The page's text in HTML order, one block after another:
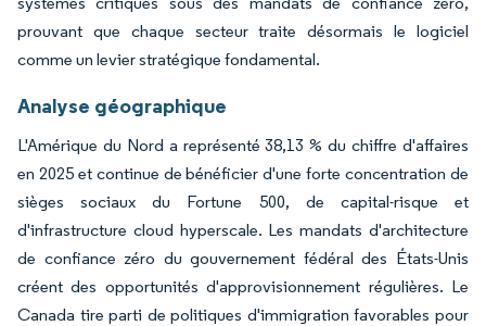
prouvant que chaque secteur traite désormais le logiciel
comme un levier stratégique fondamental.
Analyse géographique
L'Amérique du Nord a représenté 38,13 % du chiffre d'affaires
en 2025 et continue de bénéficier d'une forte concentration de
sièges sociaux du Fortune 500, de capital-risque et
d'infrastructure cloud hyperscale. Les mandats d'architecture
de confiance zéro du gouvernement fédéral des États-Unis
créent des opportunités d'approvisionnement régulières. Le
Canada tire parti de politiques d'immigration favorables pour